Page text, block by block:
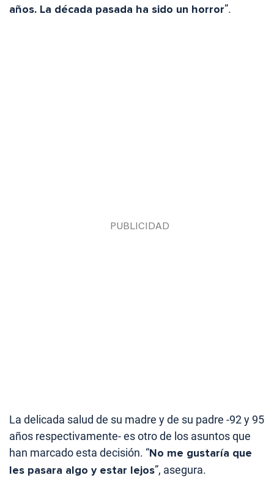
años. La década pasada ha sido un horror”.
La delicada salud de su madre y de su padre -92 y 95
años respectivamente- es otro de los asuntos que
han marcado esta decisión. “No me gustaría que
les pasara algo y estar lejos”, asegura.